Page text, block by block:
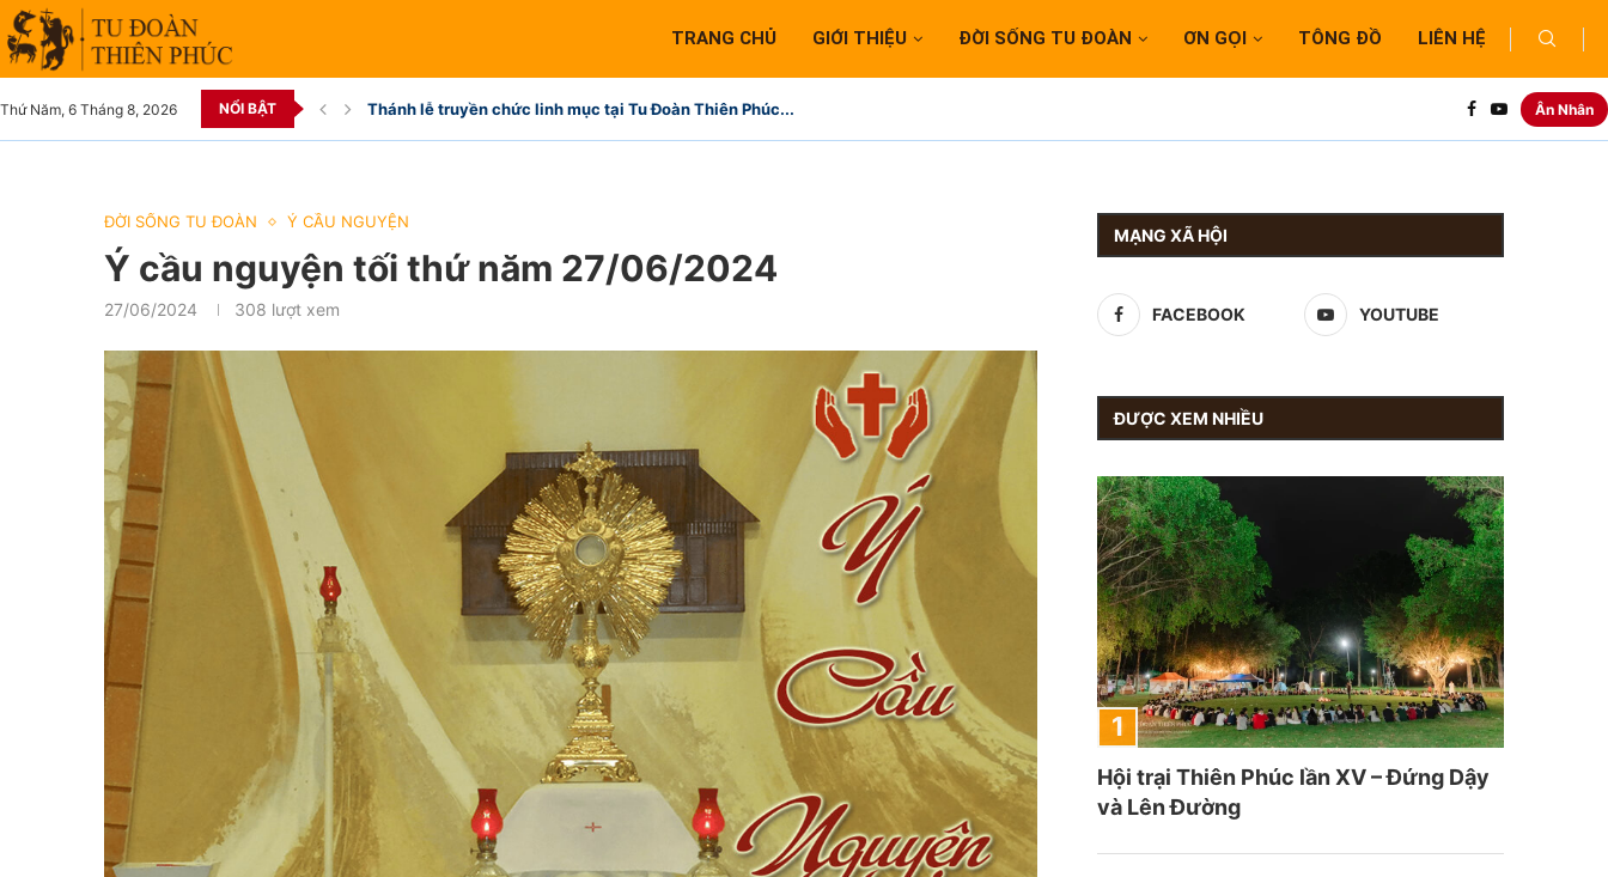
TRANG CHỦ GIỚI THIỆU ĐỜI SỐNG TU ĐOÀN ƠN GỌI TÔNG ĐỒ LIÊN HỆ
Thứ Năm, 6 Tháng 8, 2026 NỔI BẬT Thánh lễ truyền chức linh mục tại Tu Đoàn Thiên Phúc... Ân Nhân
ĐỜI SỐNG TU ĐOÀN Ý CẦU NGUYỆN
Ý cầu nguyện tối thứ năm 27/06/2024
27/06/2024 308 lượt xem
MẠNG XÃ HỘI
FACEBOOK YOUTUBE
ĐƯỢC XEM NHIỀU
Hội trại Thiên Phúc lần XV – Đứng Dậy
và Lên Đường